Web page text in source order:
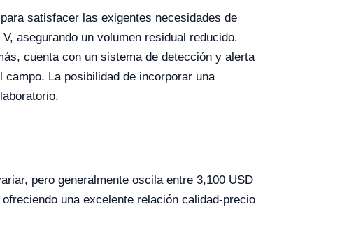
satisfacer las exigentes necesidades de
asegurando un volumen residual reducido.
cuenta con un sistema de detección y alerta
La posibilidad de incorporar una
pero generalmente oscila entre 3,100 USD
una excelente relación calidad-precio